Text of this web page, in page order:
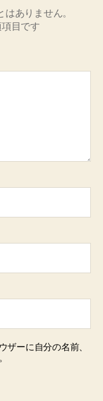
ありません。
目です
ザーに自分の名前、